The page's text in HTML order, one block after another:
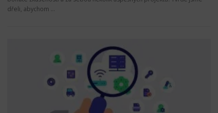
dřeli, abychom …